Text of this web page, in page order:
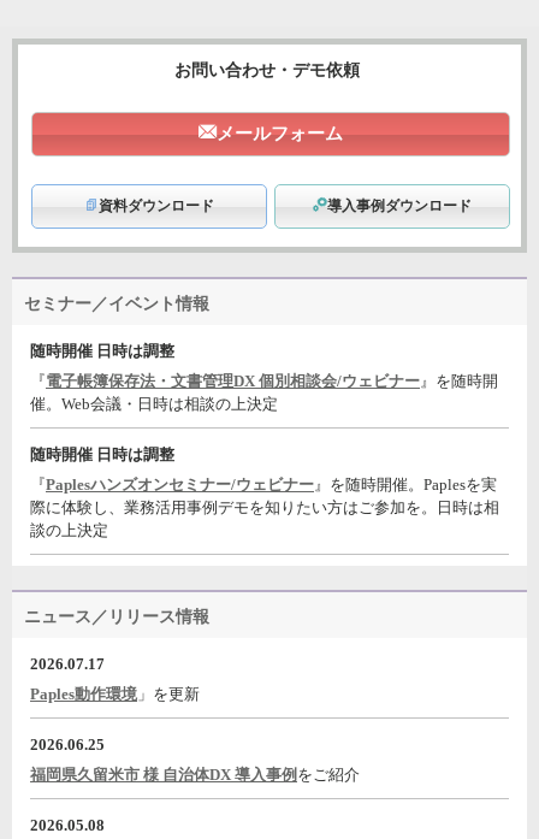
お問い合わせ・デモ依頼
メールフォーム
資料ダウンロード 導入事例ダウンロード
セミナー／イベント情報
随時開催 日時は調整
『電子帳簿保存法・文書管理DX 個別相談会/ウェビナー』を随時開
催。Web会議・日時は相談の上決定
随時開催 日時は調整
『Paplesハンズオンセミナー/ウェビナー』を随時開催。Paplesを実
際に体験し、業務活用事例デモを知りたい方はご参加を。日時は相
談の上決定
ニュース／リリース情報
2026.07.17
Paples動作環境 」を更新
2026.06.25
福岡県久留米市 様 自治体DX 導入事例 をご紹介
2026.05.08